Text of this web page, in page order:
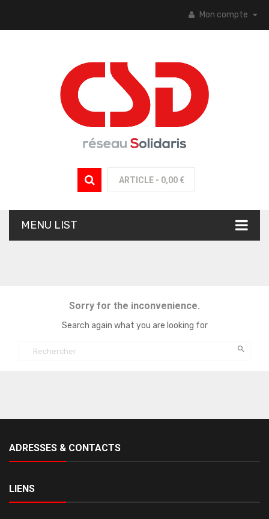
Mon compte
ARTICLE - 0,00 €
MENU LIST
Sorry for the inconvenience.
Search again what you are looking for

ADRESSES & CONTACTS
LIENS